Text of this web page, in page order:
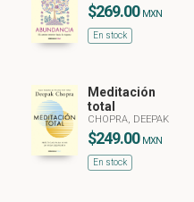
$269.00 MXN
En stock
Meditación
total
CHOPRA, DEEPAK
$249.00 MXN
En stock